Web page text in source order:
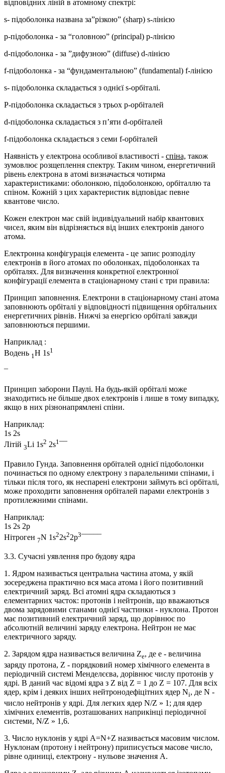
відповідних ліній в атомному спектрі:
s- підоболонка названа за”різкою” (sharp) s-лінією
р-підоболонка - за “головною” (principal) р-лінією
d-підоболонка - за ”дифузною” (diffuse) d-лінією
f-підоболонка - за “фундаментальною” (fundamental) f-лінією
s- підоболонка складається з однієї s-орбіталі.
Р-підоболонка складається з трьох р-орбіталей
d-підоболонка складається з п’яти d-орбіталей
f-підоболонка складається з семи f-орбіталей
Наявність у електрона особливої властивості - спіна, також
зумовлює розщеплення спектру. Таким чином, енергетичний
рівень електрона в атомі визначається чотирма
характеристиками: оболонкою, підоболонкою, орбіталлю та
спіном. Кожній з цих характеристик відповідає певне
квантове число.
Кожен електрон має свій індивідуальний набір квантових
чисел, яким він відрізняється від інших електронів даного
атома.
Електронна конфігурація елемента - це запис розподілу
електронів в його атомах по оболонках, підоболонках та
орбіталях. Для визначення конкретної електронної
конфігурації елемента в стаціонарному стані є три правила:
Принцип заповнення. Електрони в стаціонарному стані атома
заповнюють орбіталі у відповідності підвищення орбітальних
енергетичних рівнів. Нижчі за енергією орбіталі завжди
заповнюються першими.
Наприклад :
Водень 1 H 1s1
¯
Принцип заборони Паулі. На будь-якій орбіталі може
знаходитись не більше двох електронів і лише в тому випадку,
якщо в них різнонапрямлені спіни.
Наприклад:
1s 2s
Літій 3Li 1s2 2s1­¯¯
Правило Гунда. Заповнення орбіталей однієї підоболонки
починається по одному електрону з паралельними спінами, і
тільки після того, як неспарені електрони займуть всі орбіталі,
може проходити заповнення орбіталей парами електронів з
протилежними спінами.
Наприклад:
1s 2s 2p
Нітроген 7N 1s22s22p3¯­¯­¯¯¯
3.3. Сучасні уявлення про будову ядра
1. Ядром називається центральна частина атома, у якій
зосереджена практично вся маса атома і його позитивний
електричний заряд. Всі атомні ядра складаються з
елементарних часток: протонів і нейтронів, що вважаються
двома зарядовими станами однієї частинки - нуклона. Протон
має позитивний електричний заряд, що дорівнює по
абсолютній величині заряду електрона. Нейтрон не має
електричного заряду.
2. Зарядом ядра називається величина Zе, де е - величина
заряду протона, Z - порядковий номер хімічного елемента в
періодичній системі Менделєєва, дорівнює числу протонів у
ядрі. В даний час відомі ядра з Z від Z = 1 до Z = 107. Для всіх
ядер, крім і деяких інших нейтронодефіцітних ядер Nі, де N -
число нейтронів у ядрі. Для легких ядер N/Z » 1; для ядер
хімічних елементів, розташованих наприкінці періодичної
системи, N/Z » 1,6.
3. Число нуклонів у ядрі A=N+Z називається масовим числом.
Нуклонам (протону і нейтрону) приписується масове число,
рівне одиниці, електрону - нульове значення А.